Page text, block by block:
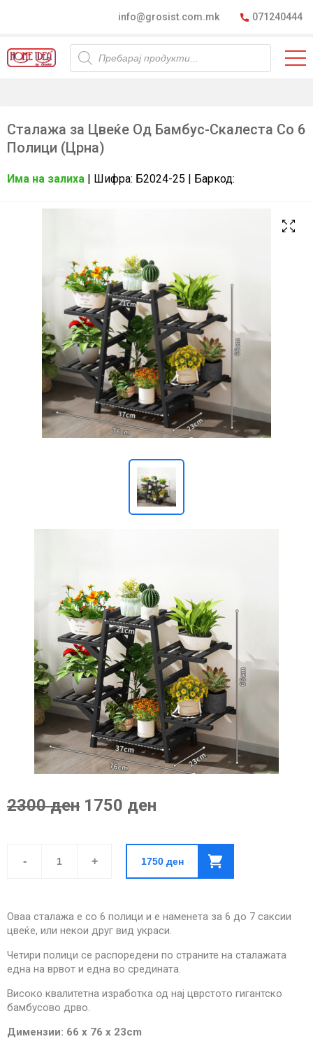
info@grosist.com.mk 071240444
Products
search
Сталажа за Цвеќе Од Бамбус-Скалеста Со 6
Полици (Црна)
Има на залиха | Шифра: Б2024-25 | Баркод:
2300 ден 1750 ден
-
Цвеќе
6
Полици
(Црна)
+ 1750 ден
Оваа сталажа е со 6 полици и е наменета за 6 до 7 саксии
цвеќе, или некои друг вид украси.
Четири полици се распоредени по страните на сталажата
една на врвот и една во средината.
Високо квалитетна изработка од нај цврстото гигантско
бамбусово дрво.
Димензии: 66 х 76 х 23cm